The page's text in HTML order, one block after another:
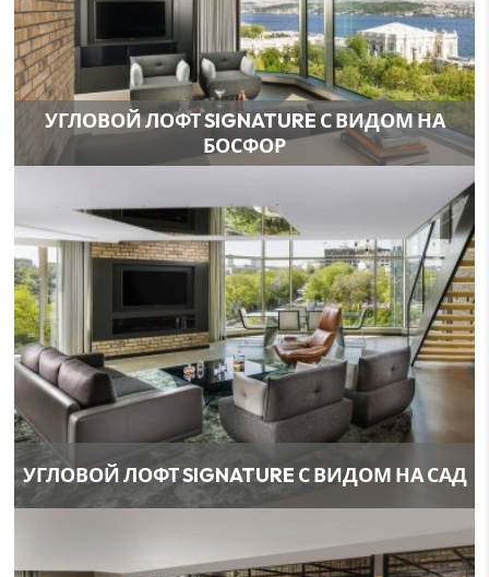
УГЛОВОЙ ЛОФТ SIGNATURE С ВИДОМ НА
БОСФОР
УГЛОВОЙ ЛОФТ SIGNATURE С ВИДОМ НА САД